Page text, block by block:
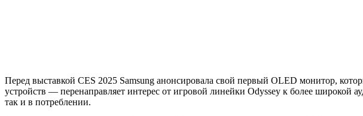
Перед выставкой CES 2025 Samsung анонсировала свой первый OLED монитор,
устройств — перенаправляет интерес от игровой линейки Odyssey к более широкой
так и в потреблении.